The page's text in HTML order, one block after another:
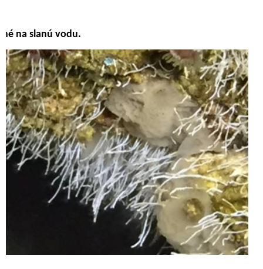
na slanú vodu.